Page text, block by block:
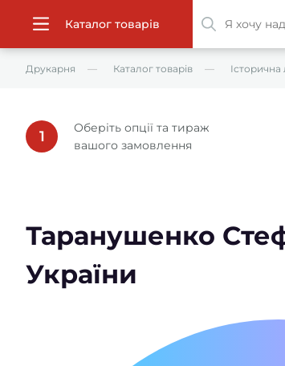
Каталог товарів
Друкарня Каталог товарів Історична
1
Оберіть опції та тираж
вашого замовлення
Таранушенко
України